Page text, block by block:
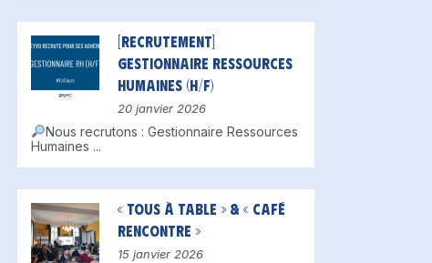
[Recrutement]
Gestionnaire Ressources
Humaines (H/F)
20 janvier 2026
Nous recrutons : Gestionnaire Ressources
Humaines ...
« Tous à table » & « Café
Rencontre »
15 janvier 2026